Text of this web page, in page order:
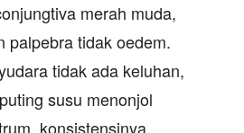
merah muda,
palpebra tidak oedem.
tidak ada keluhan,
susu menonjol
konsistensinya